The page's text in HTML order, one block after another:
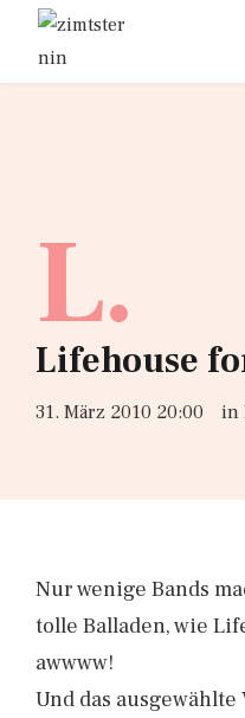
L.
Lifehouse
31. März 2010 20:00 in
Nur wenige Bands
tolle Balladen, wie
awwww!
Und das